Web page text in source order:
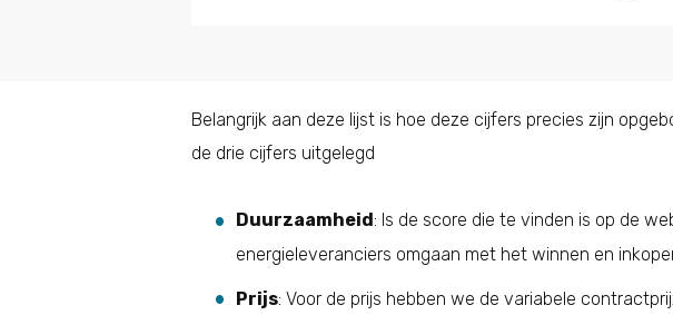
Belangrijk aan deze lijst is hoe deze cijfers precies zijn
de drie cijfers uitgelegd
Duurzaamheid: Is de score die te vinden is op de
energieleveranciers omgaan met het winnen en
Prijs: Voor de prijs hebben we de variabele